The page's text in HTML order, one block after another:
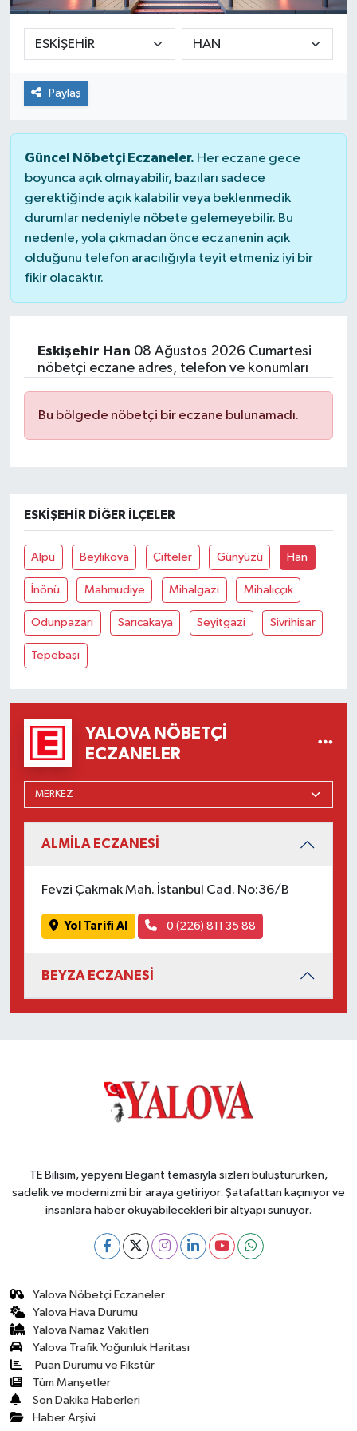
Paylaş
Güncel Nöbetçi Eczaneler. Her eczane gece
boyunca açık olmayabilir, bazıları sadece
gerektiğinde açık kalabilir veya beklenmedik
durumlar nedeniyle nöbete gelemeyebilir. Bu
nedenle, yola çıkmadan önce eczanenin açık
olduğunu telefon aracılığıyla teyit etmeniz iyi bir
fikir olacaktır.
Eskişehir Han 08 Ağustos 2026 Cumartesi
nöbetçi eczane adres, telefon ve konumları
Bu bölgede nöbetçi bir eczane bulunamadı.
ESKIŞEHIR DIĞER İLÇELER
Alpu Beylikova Çifteler Günyüzü Han
İnönü Mahmudiye Mihalgazi Mihalıççık
Odunpazarı Sarıcakaya Seyitgazi Sivrihisar
Tepebaşı
YALOVA NÖBETÇI
ECZANELER
ALMİLA ECZANESİ
Fevzi Çakmak Mah. İstanbul Cad. No:36/B
Yol Tarifi Al 0 (226) 811 35 88
BEYZA ECZANESİ
TE Bilişim, yepyeni Elegant temasıyla sizleri buluştururken,
sadelik ve modernizmi bir araya getiriyor. Şatafattan kaçınıyor ve
insanlara haber okuyabilecekleri bir altyapı sunuyor.
Yalova Nöbetçi Eczaneler
Yalova Hava Durumu
Yalova Namaz Vakitleri
Yalova Trafik Yoğunluk Haritası
Puan Durumu ve Fikstür
Tüm Manşetler
Son Dakika Haberleri
Haber Arşivi
SPOR
İLÇELERİMİZ
RESMİ İLAN